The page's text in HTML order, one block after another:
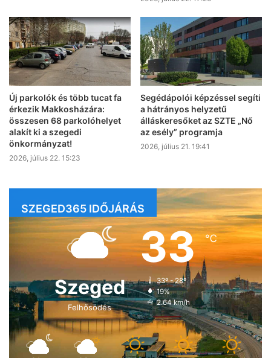
Új parkolók és több tucat fa
érkezik Makkosházára:
összesen 68 parkolóhelyet
alakít ki a szegedi
önkormányzat!
2026, július 22. 15:23
Segédápolói képzéssel segíti
a hátrányos helyzetű
álláskeresőket az SZTE „Nő
az esély” programja
2026, július 21. 19:41
SZEGED365 IDŐJÁRÁS
Szeged
Felhősödés
33℃
33º - 28º
19%
2.64 km/h